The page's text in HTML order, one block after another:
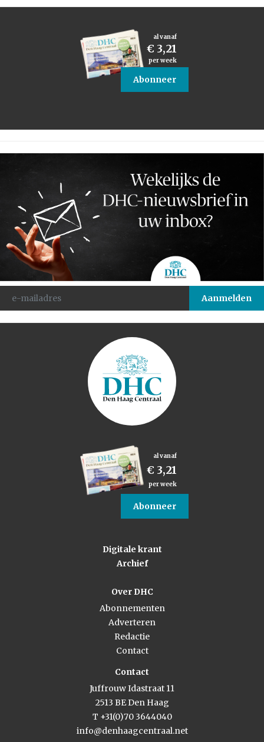
al vanaf
€ 3,21
per week
Abonneer
al vanaf
€ 3,21
per week
Abonneer
Digitale krant
Archief
Over DHC
Abonnementen
Adverteren
Redactie
Contact
Contact
Juffrouw Idastraat 11
2513 BE Den Haag
T +31(0)70 3644040
info@denhaagcentraal.net